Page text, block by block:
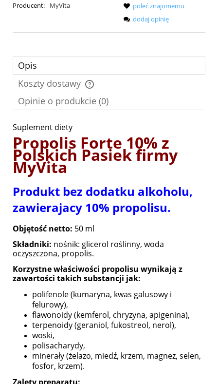
Producent:
MyVita
poleć znajomemu
dodaj opinię
Opis
Koszty dostawy
Cena nie zawiera ewentualnych kosztów płatności
Opinie o produkcie (0)
Suplement diety
Propolis Forte 10% z
Polskich Pasiek firmy
MyVita
Produkt bez dodatku alkoholu,
zawierajacy 10% propolisu.
Objętość netto: 50 ml
Składniki: nośnik: glicerol roślinny, woda
oczyszczona, propolis.
Korzystne właściwości propolisu wynikają z
zawartości takich substancji jak:
polifenole (kumaryna, kwas galusowy i
felurowy),
flawonoidy (kemferol, chryzyna, apigenina),
terpenoidy (geraniol, fukostreol, nerol),
woski,
polisacharydy,
minerały (żelazo, miedź, krzem, magnez, selen,
fosfor, krzem).